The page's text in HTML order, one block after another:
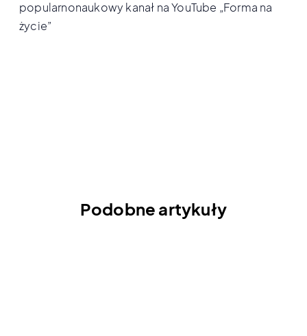
popularnonaukowy kanał na YouTube „Forma na
życie”
Podobne artykuły